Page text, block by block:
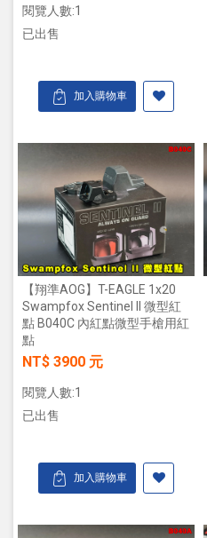
閱覽人數:1
已出售
加入購物車
【翔準AOG】T-EAGLE 1x20
Swampfox Sentinel II 微型紅
點 B040C 內紅點微型手槍用紅
點
NT$ 3900 元
閱覽人數:1
已出售
加入購物車